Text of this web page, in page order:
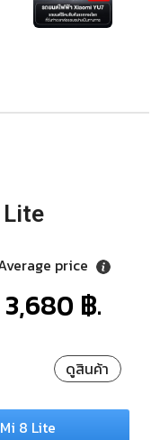
price
3,680 ฿.
ดูสินค้า
8 Lite